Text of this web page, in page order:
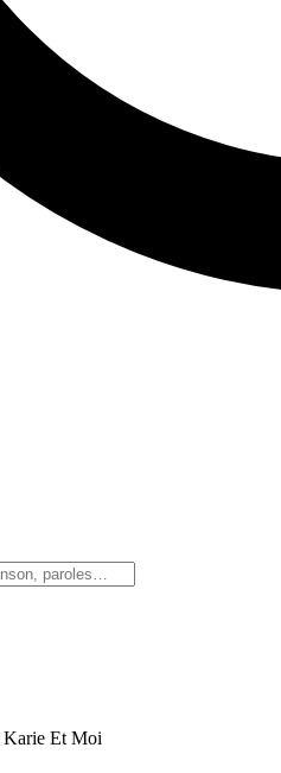
Karie Et Moi